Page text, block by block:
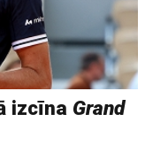
izcīna Grand